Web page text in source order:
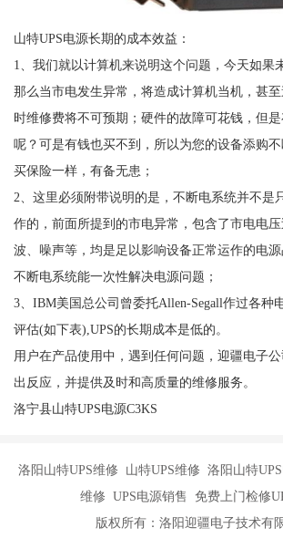
山特UPS电源长期的成本效益：
1、我们就以计算机来说明这个问题，今天如果
那么当市电发生异常，将造成计算机当机，甚
时维修费将不可预期；硬件的故障可花钱，但
呢？可是有钱也买不到，所以为您的设备添购
买保险一样，有备无患；
2、这里必须附带说明的是，不断电系统并不是
作的，前面所提到的市电异常，包含了市电电
波、噪声等，均是足以影响设备正常运作的电
不断电系统能一次性解决电源问题；
3、IBM美国总公司曾委托Allen-Segall作过各种
评估(如下表),UPS的长期成本是低的。
用户在产品使用中，遇到任何问题，迎疆电子
出反应，并提供及时和高质量的维修服务。
洛宁县山特UPS电源C3KS
洛阳山特UPS维修 山特UPS维修 洛阳山特
维修 UPS电源销售 免费上门检修
版权所有：洛阳迎疆电子技术有